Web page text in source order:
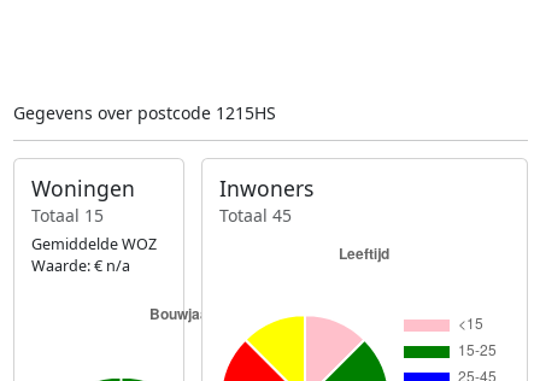
Gegevens over postcode 1215HS
Woningen
Totaal 15
Gemiddelde WOZ
Waarde: € n/a
Inwoners
Totaal 45